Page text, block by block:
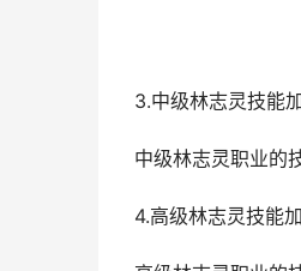
3.中级林志灵技能
中级林志灵职业的
4.高级林志灵技能